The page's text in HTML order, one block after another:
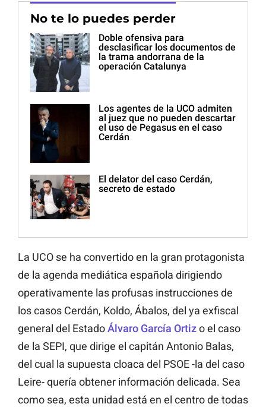
No te lo puedes perder
Doble ofensiva para
desclasificar los documentos de
la trama andorrana de la
operación Catalunya
Los agentes de la UCO admiten
al juez que no pueden descartar
el uso de Pegasus en el caso
Cerdán
El delator del caso Cerdán,
secreto de estado
La UCO se ha convertido en la gran protagonista
de la agenda mediática española dirigiendo
operativamente las profusas instrucciones de
los casos Cerdán, Koldo, Ábalos, del ya exfiscal
general del EstadoÁlvaro García Ortizo el caso
de la SEPI, que dirige el capitán Antonio Balas,
del cual la supuesta cloaca del PSOE -la del caso
Leire- quería obtener información delicada. Sea
como sea, esta unidad está en el centro de todas